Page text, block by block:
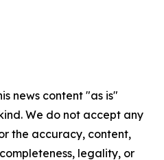
news content "as is"
We do not accept any
the accuracy, content,
legality, or